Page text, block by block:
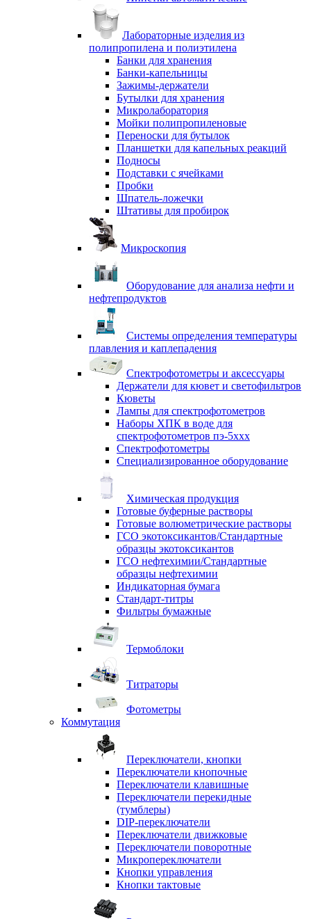
Лабораторные изделия из
полипропилена и полиэтилена
Банки для хранения
Банки-капельницы
Зажимы-держатели
Бутылки для хранения
Микролаборатория
Мойки полипропиленовые
Переноски для бутылок
Планшетки для капельных реакций
Подносы
Подставки с ячейками
Пробки
Шпатель-ложечки
Штативы для пробирок
Микроскопия
Оборудование для анализа нефти и
нефтепродуктов
Системы определения температуры
плавления и каплепадения
Спектрофотометры и аксессуары
Держатели для кювет и светофильтров
Кюветы
Лампы для спектрофотометров
Наборы ХПК в воде для
спектрофотометров пэ-5ххх
Спектрофотометры
Специализированное оборудование
Химическая продукция
Готовые буферные растворы
Готовые волюметрические растворы
ГСО экотоксикантов/Стандартные
образцы экотоксикантов
ГСО нефтехимии/Стандартные
образцы нефтехимии
Индикаторная бумага
Стандарт-титры
Фильтры бумажные
Термоблоки
Титраторы
Фотометры
Коммутация
Переключатели, кнопки
Переключатели кнопочные
Переключатели клавишные
Переключатели перекидные
(тумблеры)
DIP-переключатели
Переключатели движковые
Переключатели поворотные
Микропереключатели
Кнопки управления
Кнопки тактовые